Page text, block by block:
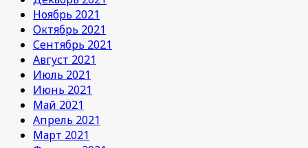
Ноябрь 2021
Октябрь 2021
Сентябрь 2021
Август 2021
Июль 2021
Июнь 2021
Май 2021
Апрель 2021
Март 2021